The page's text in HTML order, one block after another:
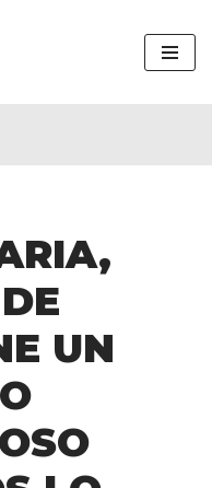
UN